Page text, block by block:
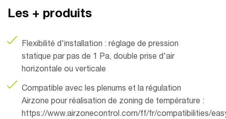
Les + produits
Flexibilité d'installation : réglage de pression
statique par pas de 1 Pa, double prise d'air
horizontale ou verticale
Compatible avec les plenums et la régulation
Airzone pour réalisation de zoning de température :
https://www.airzonecontrol.com/ff/fr/compatibilities/